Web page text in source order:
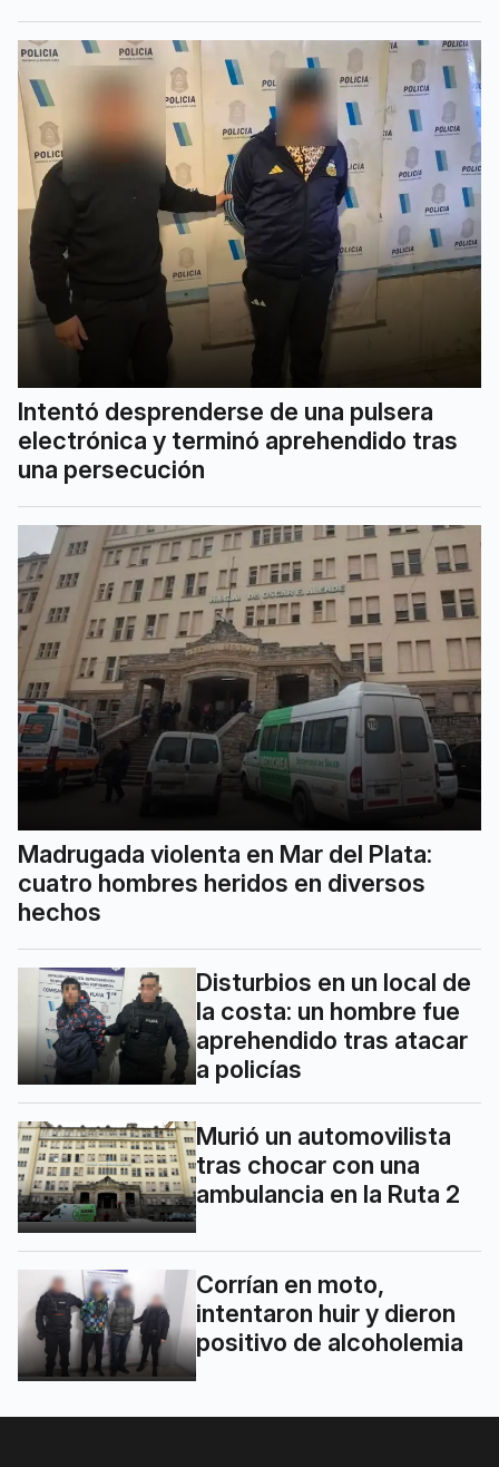
Intentó desprenderse de una pulsera
electrónica y terminó aprehendido tras
una persecución
Madrugada violenta en Mar del Plata:
cuatro hombres heridos en diversos
hechos
Disturbios en un local de
la costa: un hombre fue
aprehendido tras atacar
a policías
Murió un automovilista
tras chocar con una
ambulancia en la Ruta 2
Corrían en moto,
intentaron huir y dieron
positivo de alcoholemia